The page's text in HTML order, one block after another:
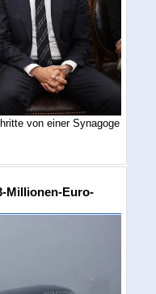
von einer Synagoge
Millionen-Euro-